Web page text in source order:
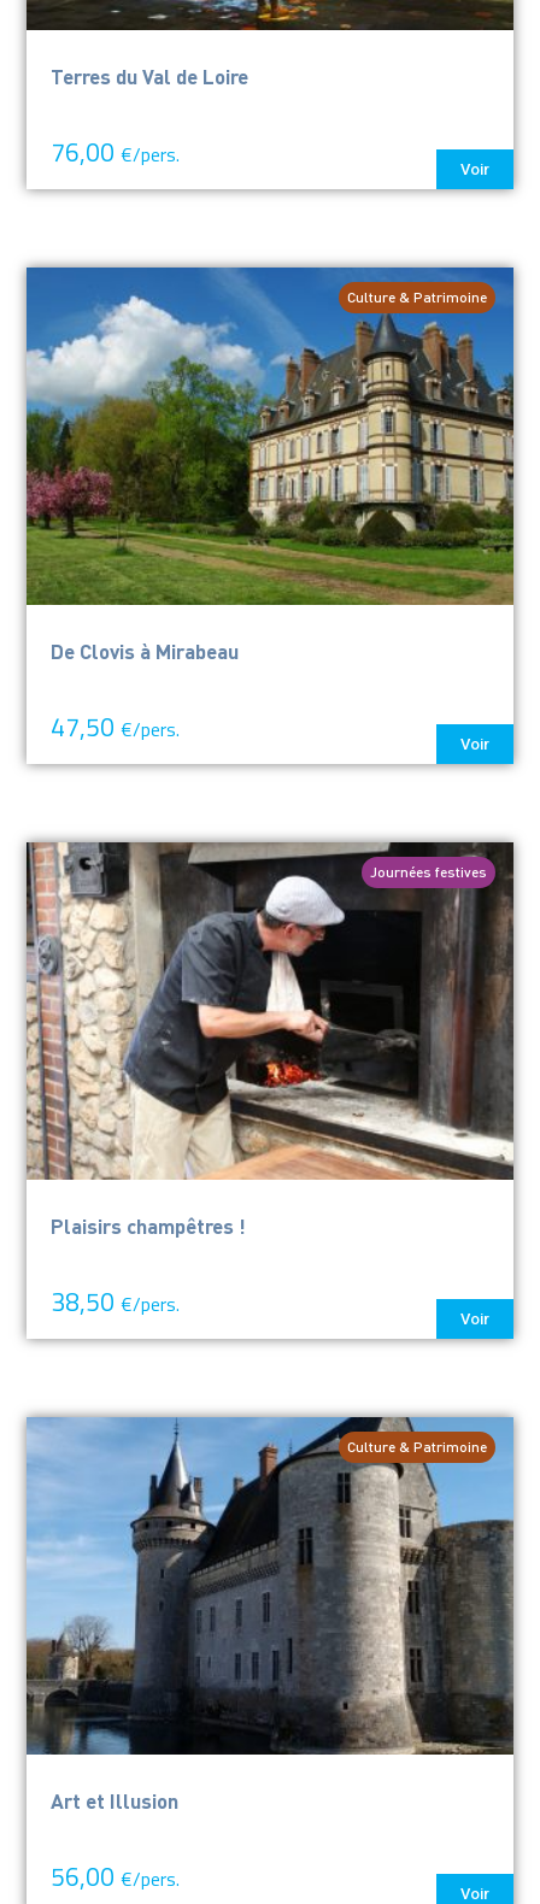
Terres du Val de Loire
76,00 €/pers.
Voir
De Clovis à Mirabeau
47,50 €/pers.
Voir
Culture & Patrimoine
Plaisirs champêtres !
38,50 €/pers.
Voir
Journées festives
Art et Illusion
56,00 €/pers.
Voir
Culture & Patrimoine